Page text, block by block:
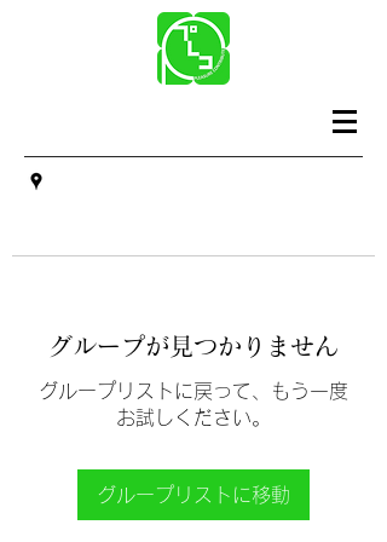
グループが見つかりません
グループリストに戻って、もう一度
お試しください。
グループリストに移動